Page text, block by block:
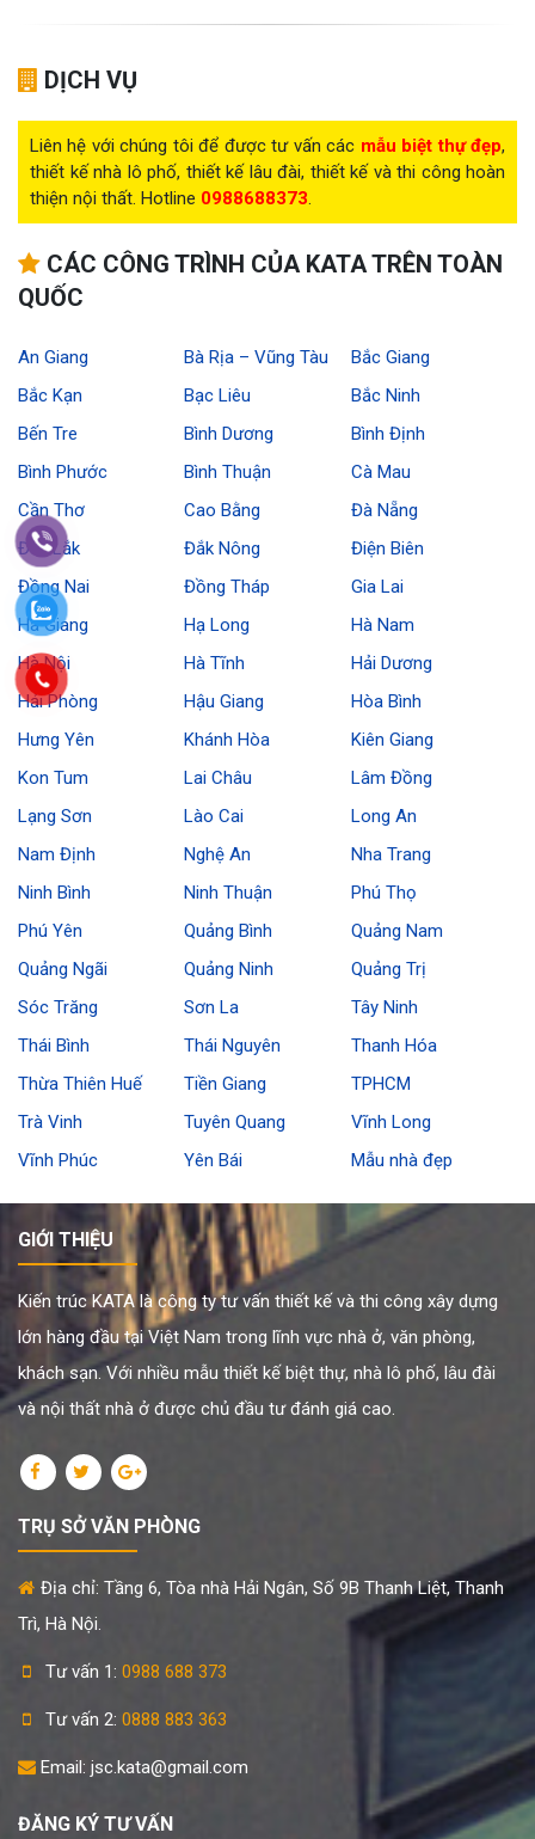
DỊCH VỤ
Liên hệ với chúng tôi để được tư vấn các mẫu biệt thự đẹp,
thiết kế nhà lô phố, thiết kế lâu đài, thiết kế và thi công hoàn
thiện nội thất. Hotline 0988688373.
CÁC CÔNG TRÌNH CỦA KATA TRÊN TOÀN
QUỐC
An Giang Bà Rịa – Vũng Tàu
Bắc Giang
Bắc Kạn
Bạc Liêu
Bắc Ninh
Bến Tre
Bình Dương
Bình Định
Bình Phước
Bình Thuận
Cà Mau
Cần Thơ
Cao Bằng
Đà Nẵng
Đắk Lắk
Đắk Nông
Điện Biên
Đồng Nai
Đồng Tháp
Gia Lai
Hà Giang
Hạ Long
Hà Nam
Hà Nội
Hà Tĩnh
Hải Dương
Hải Phòng
Hậu Giang
Hòa Bình
Hưng Yên
Khánh Hòa
Kiên Giang
Kon Tum
Lai Châu
Lâm Đồng
Lạng Sơn
Lào Cai
Long An
Nam Định
Nghệ An
Nha Trang
Ninh Bình
Ninh Thuận
Phú Thọ
Phú Yên
Quảng Bình
Quảng Nam
Quảng Ngãi
Quảng Ninh
Quảng Trị
Sóc Trăng
Sơn La
Tây Ninh
Thái Bình
Thái Nguyên
Thanh Hóa
Thừa Thiên Huế
Tiền Giang
TPHCM
Trà Vinh
Tuyên Quang
Vĩnh Long
Vĩnh Phúc
Yên Bái Mẫu nhà đẹp
GIỚI THIỆU
Kiến trúc KATA là công ty tư vấn thiết kế và thi công xây dựng
lớn hàng đầu tại Việt Nam trong lĩnh vực nhà ở, văn phòng,
khách sạn. Với nhiều mẫu thiết kế biệt thự, nhà lô phố, lâu đài
và nội thất nhà ở được chủ đầu tư đánh giá cao.
TRỤ SỞ VĂN PHÒNG
Địa chỉ: Tầng 6, Tòa nhà Hải Ngân, Số 9B Thanh Liệt, Thanh
Trì, Hà Nội.
Tư vấn 1: 0988 688 373
Tư vấn 2: 0888 883 363
Email: jsc.kata@gmail.com
ĐĂNG KÝ TƯ VẤN